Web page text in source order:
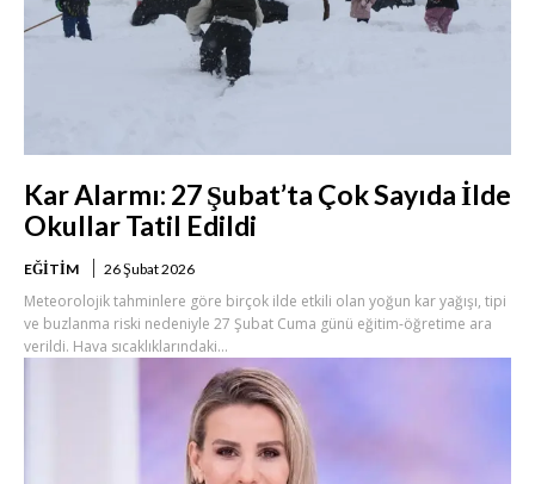
Kar Alarmı: 27 Şubat’ta Çok Sayıda İlde
Okullar Tatil Edildi
EĞITIM 26 Şubat 2026
Meteorolojik tahminlere göre birçok ilde etkili olan yoğun kar yağışı, tipi
ve buzlanma riski nedeniyle 27 Şubat Cuma günü eğitim-öğretime ara
verildi. Hava sıcaklıklarındaki...